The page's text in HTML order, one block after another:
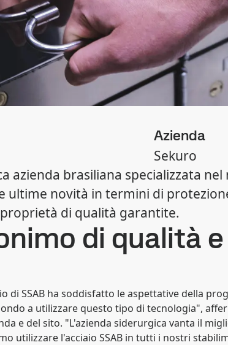
Azienda
Sekuro
brasiliana specializzata nel
ultime novità in termini di
di qualità garantite.
di qualità e
di SSAB ha soddisfatto le aspettative della
a utilizzare questo tipo di tecnologia",
e del sito. "L'azienda siderurgica vanta il
utilizzare l'acciaio SSAB in tutti i nostri